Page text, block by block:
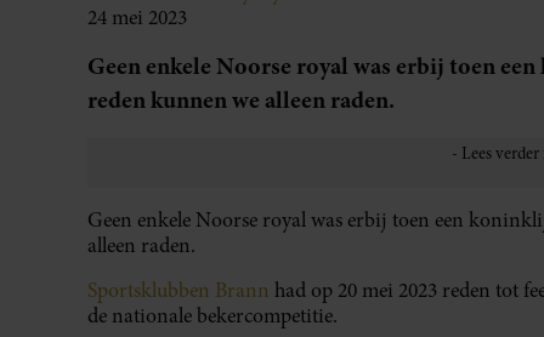
24 mei 2023
Geen enkele Noorse royal was erbij toen
reden kunnen we alleen raden.
Geen enkele Noorse royal was erbij toen een
alleen raden.
Sportsklubben Brann had op 20 mei 2023 reden tot
de nationale bekercompetitie.